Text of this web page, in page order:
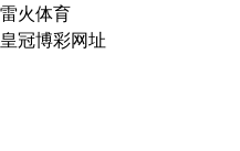
雷火体育
皇冠博彩网址